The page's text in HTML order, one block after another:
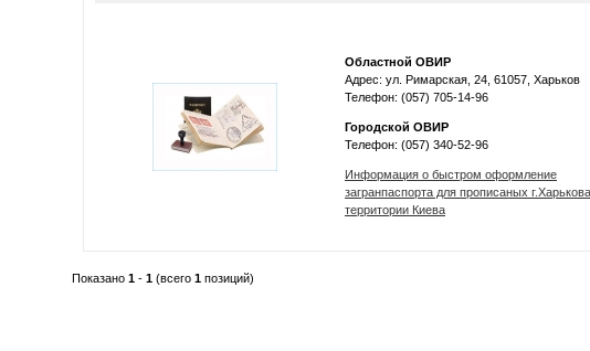
Областной ОВИР
Адрес: ул. Римарская, 24, 61057, Харьков
Телефон: (057) 705-14-96
Городской ОВИР
Телефон: (057) 340-52-96
Информация о быстром оформление
загранпаспорта для прописаных
территории Киева
Показано 1 - 1 (всего 1 позиций)